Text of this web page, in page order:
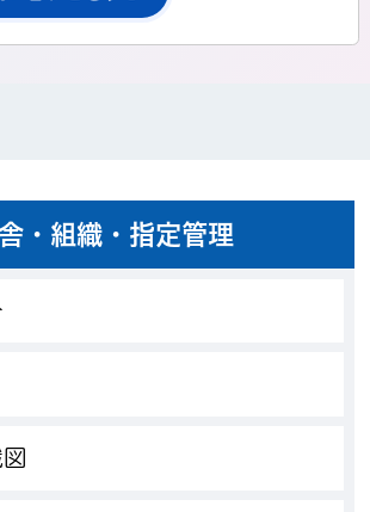
・組織・指定管理